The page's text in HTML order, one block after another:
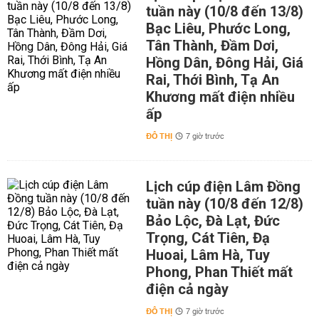
tuần này (10/8 đến 13/8)
Bạc Liêu, Phước Long,
Tân Thành, Đầm Dơi,
Hồng Dân, Đông Hải, Giá
Rai, Thới Bình, Tạ An
Khương mất điện nhiều
ấp
ĐÔ THỊ 7 giờ trước
Lịch cúp điện Lâm Đồng
tuần này (10/8 đến 12/8)
Bảo Lộc, Đà Lạt, Đức
Trọng, Cát Tiên, Đạ
Huoai, Lâm Hà, Tuy
Phong, Phan Thiết mất
điện cả ngày
ĐÔ THỊ 7 giờ trước